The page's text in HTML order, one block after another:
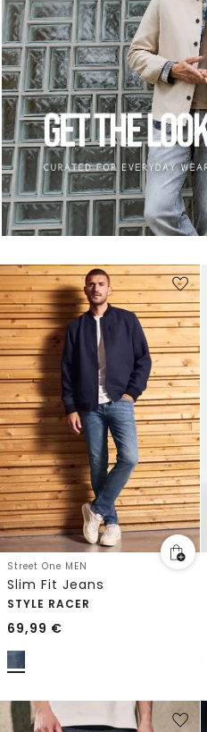
Street One MEN
Slim Fit Jeans
STYLE RACER
69,99 €